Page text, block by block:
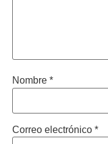
Nombre *
Correo electrónico *